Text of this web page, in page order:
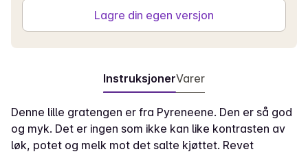
Lagre din egen versjon
InstruksjonerVarer
Denne lille gratengen er fra Pyreneene. Den er så god
og myk. Det er ingen som ikke kan like kontrasten av
løk, potet og melk mot det salte kjøttet. Revet